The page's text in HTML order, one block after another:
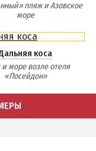
пляж и Азовское
море
коса
море возле отеля
«Посейдон»